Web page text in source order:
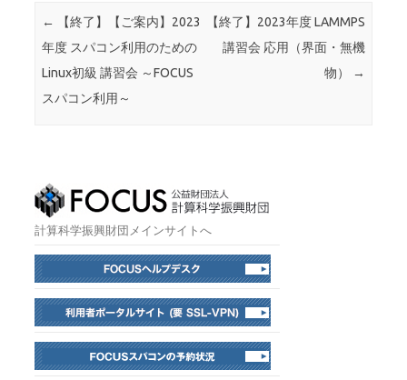
投稿ナビゲーション
←
【終了】【ご案内】2023
年度 スパコン利用のための
Linux初級 講習会 ～FOCUS
スパコン利用～
【終了】2023年度 LAMMPS
講習会 応用（界面・無機
物）
→
計算科学振興財団メインサイトへ